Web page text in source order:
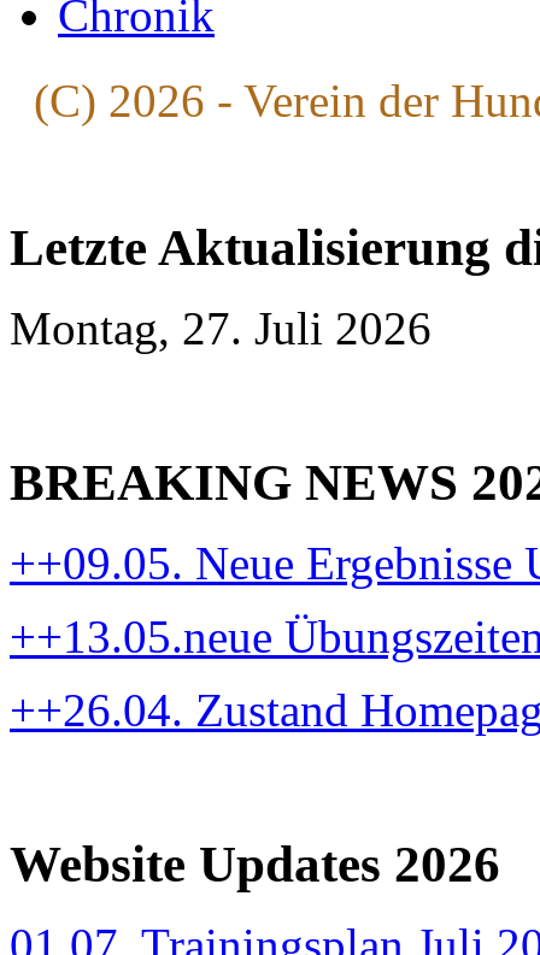
Chronik
(C) 2026 - Verein der
Letzte Aktualisierung
Montag, 27. Juli 2026
BREAKING NEWS
++09.05. Neue Ergebnisse
++13.05.neue
++26.04. Zustand
Website Updates 2026
01.07. Trainingsplan Juli